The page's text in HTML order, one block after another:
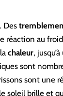
Des
réaction au
chaleur,
sont
sont une
soleil brille et